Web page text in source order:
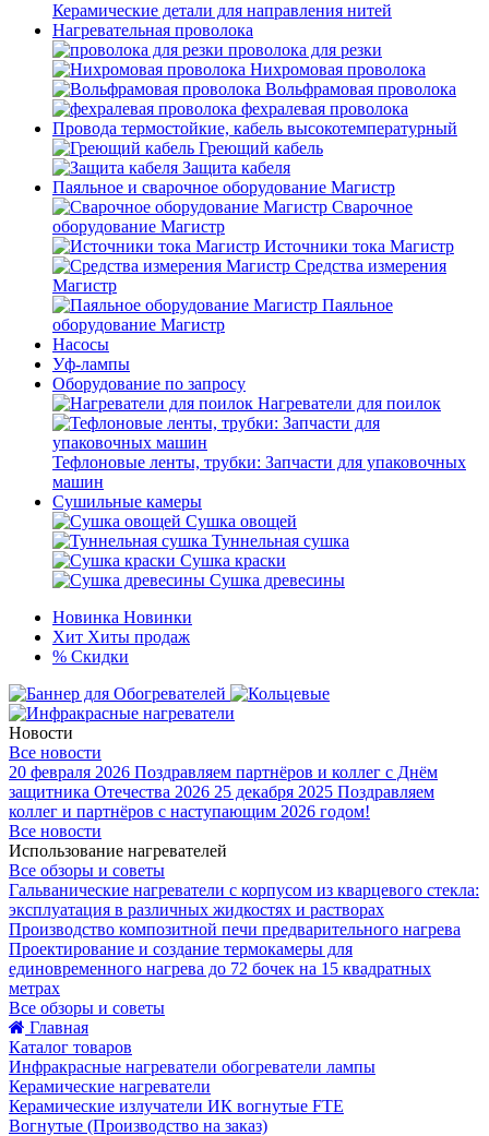
Керамические детали для направления нитей
Нагревательная проволока
проволока для резки
Нихромовая проволока
Вольфрамовая проволока
фехралевая проволока
Провода термостойкие, кабель высокотемпературный
Греющий кабель
Защита кабеля
Паяльное и сварочное оборудование Магистр
Сварочное
оборудование Магистр
Источники тока Магистр
Средства измерения
Магистр
Паяльное
оборудование Магистр
Насосы
Уф-лампы
Оборудование по запросу
Нагреватели для поилок
Тефлоновые ленты, трубки: Запчасти для упаковочных
машин
Сушильные камеры
Сушка овощей
Туннельная сушка
Сушка краски
Сушка древесины
Новинка Новинки
Хит Хиты продаж
% Скидки
Новости
Все новости
20 февраля 2026 Поздравляем партнёров и коллег с Днём
защитника Отечества 2026 25 декабря 2025 Поздравляем
коллег и партнёров с наступающим 2026 годом!
Все новости
Использование нагревателей
Все обзоры и советы
Гальванические нагреватели с корпусом из кварцевого стекла:
эксплуатация в различных жидкостях и растворах
Производство композитной печи предварительного нагрева
Проектирование и создание термокамеры для
единовременного нагрева до 72 бочек на 15 квадратных
метрах
Все обзоры и советы
Главная
Каталог товаров
Инфракрасные нагреватели обогреватели лампы
Керамические нагреватели
Керамические излучатели ИК вогнутые FTE
Вогнутые (Производство на заказ)